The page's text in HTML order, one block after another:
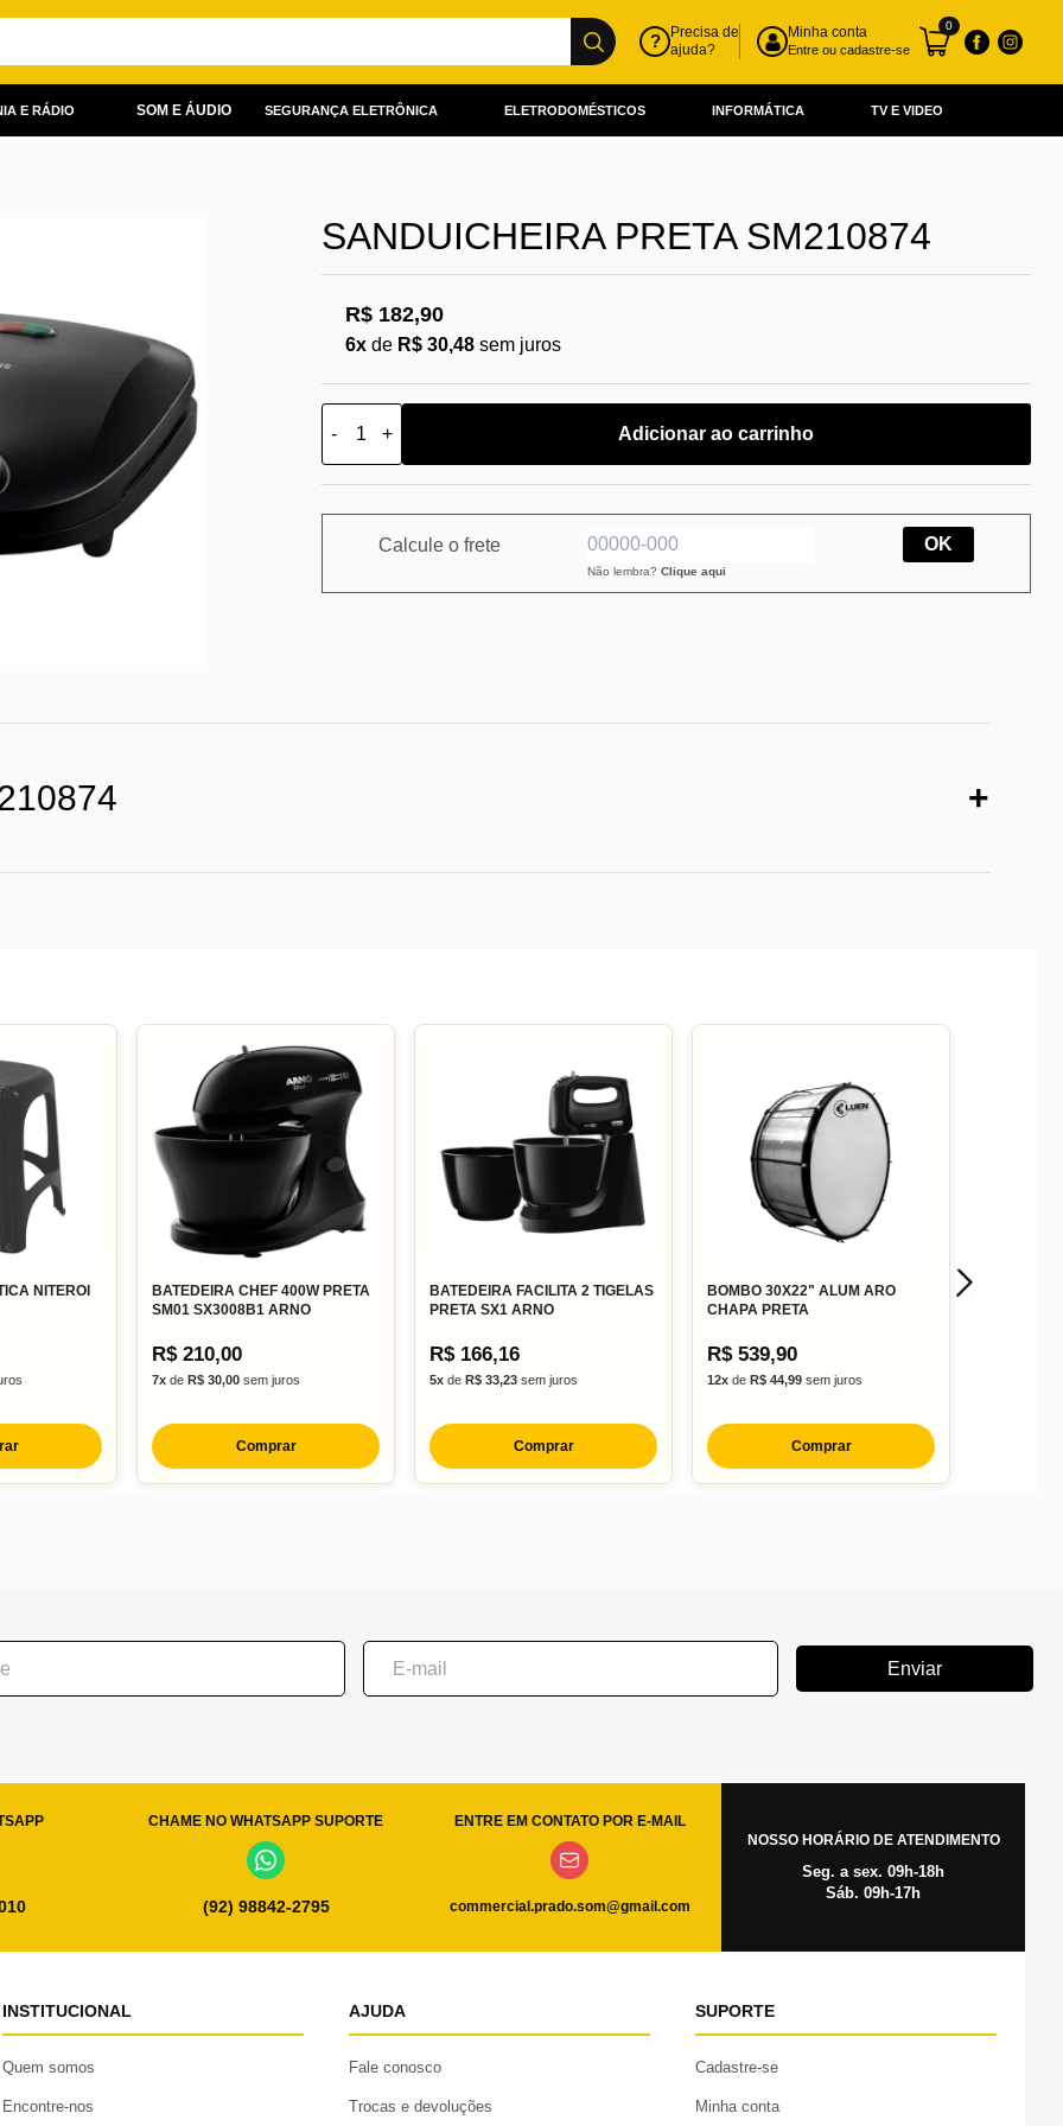
?
Precisa de
ajuda?
Minha conta
Entre ou cadastre-se
0
E RÁDIO SOM E ÁUDIO SEGURANÇA ELETRÔNICA ELETRODOMÉSTICOS INFORMÁTICA TV E VIDEO
SANDUICHEIRA PRETA SM210874
R$ 182,90
6xde R$ 30,48sem juros
- + Adicionar ao carrinho
Calcule o frete
Não lembra?Clique aqui
OK
+
NITEROI
BATEDEIRA CHEF 400W PRETA
SM01 SX3008B1 ARNO
R$ 210,00
7x de R$ 30,00 sem juros
Comprar
BATEDEIRA FACILITA 2 TIGELAS
PRETA SX1 ARNO
R$ 166,16
5x de R$ 33,23 sem juros
Comprar
BOMBO 30X22" ALUM ARO
CHAPA PRETA
R$ 539,90
12x de R$ 44,99 sem juros
Comprar
Enviar
CHAME NO WHATSAPP SUPORTE
(92) 98842-2795
ENTRE EM CONTATO POR E-MAIL
commercial.prado.som@gmail.com
NOSSO HORÁRIO DE ATENDIMENTO
Seg. a sex. 09h-18h
Sáb. 09h-17h
INSTITUCIONAL
Quem somos
Encontre-nos
AJUDA
Fale conosco
Trocas e devoluções
SUPORTE
Cadastre-se
Minha conta